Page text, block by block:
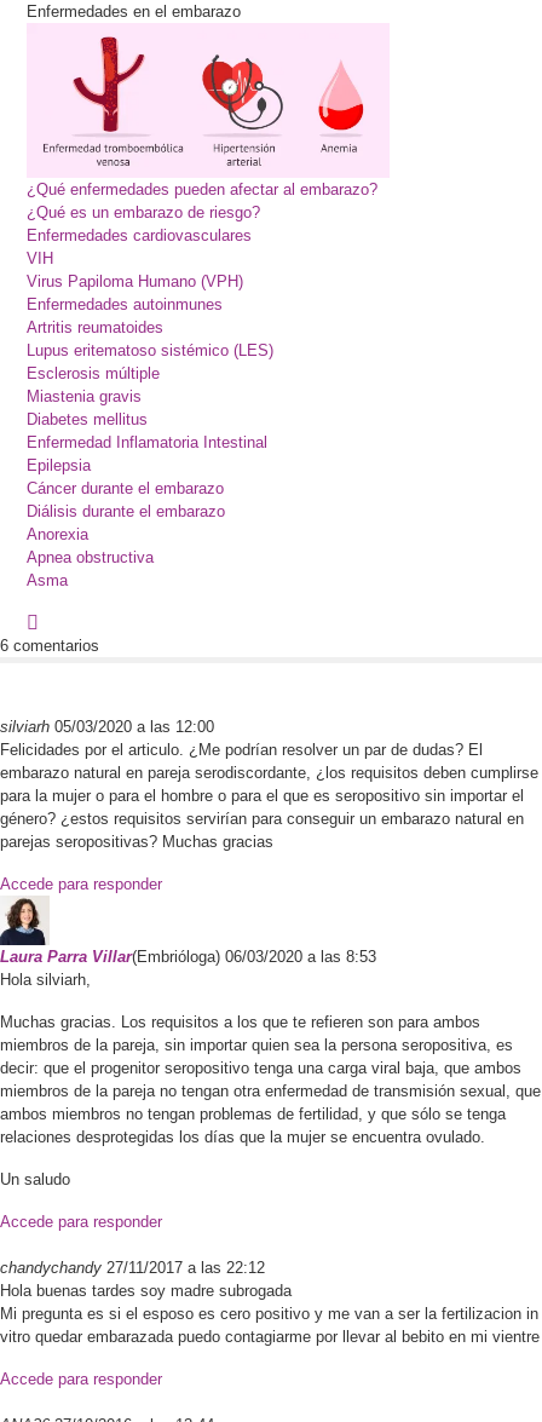
Enfermedades en el embarazo
¿Qué enfermedades pueden afectar al embarazo?
¿Qué es un embarazo de riesgo?
Enfermedades cardiovasculares
VIH
Virus Papiloma Humano (VPH)
Enfermedades autoinmunes
Artritis reumatoides
Lupus eritematoso sistémico (LES)
Esclerosis múltiple
Miastenia gravis
Diabetes mellitus
Enfermedad Inflamatoria Intestinal
Epilepsia
Cáncer durante el embarazo
Diálisis durante el embarazo
Anorexia
Apnea obstructiva
Asma
6 comentarios
silviarh 05/03/2020 a las 12:00
Felicidades por el articulo. ¿Me podrían resolver un par de dudas? El
embarazo natural en pareja serodiscordante, ¿los requisitos deben cumplirse
para la mujer o para el hombre o para el que es seropositivo sin importar el
género? ¿estos requisitos servirían para conseguir un embarazo natural en
parejas seropositivas? Muchas gracias
Accede para responder
Laura Parra Villar(Embrióloga) 06/03/2020 a las 8:53
Hola silviarh,
Muchas gracias. Los requisitos a los que te refieren son para ambos
miembros de la pareja, sin importar quien sea la persona seropositiva, es
decir: que el progenitor seropositivo tenga una carga viral baja, que ambos
miembros de la pareja no tengan otra enfermedad de transmisión sexual, que
ambos miembros no tengan problemas de fertilidad, y que sólo se tenga
relaciones desprotegidas los días que la mujer se encuentra ovulado.
Un saludo
Accede para responder
chandychandy 27/11/2017 a las 22:12
Hola buenas tardes soy madre subrogada
Mi pregunta es si el esposo es cero positivo y me van a ser la fertilizacion in
vitro quedar embarazada puedo contagiarme por llevar al bebito en mi vientre
Accede para responder